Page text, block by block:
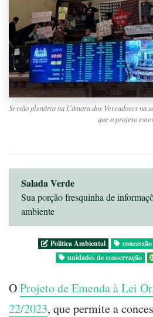
Sessão plenária na Câmara dos Vereadores na
que o projeto
Salada Verde
Sua porção fresquinha de
ambiente
Politica Ambiental concessão
unidades de conservação
OProjeto de Emenda à Lei
22/2023, que permite a